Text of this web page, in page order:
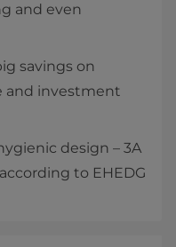
and even
savings on
and investment
design – 3A
to EHEDG